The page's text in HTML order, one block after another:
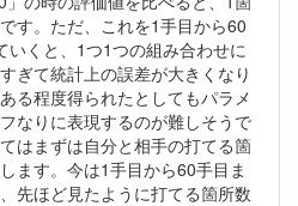
す。ただ、これを1手目から60
くと、1つ1つの組み合わせに
ぎて統計上の誤差が大きくなり
る程度得られたとしてもパラメ
なりに表現するのが難しそうで
はまずは自分と相手の打てる箇
ます。今は1手目から60手目ま
先ほど見たように打てる箇所数